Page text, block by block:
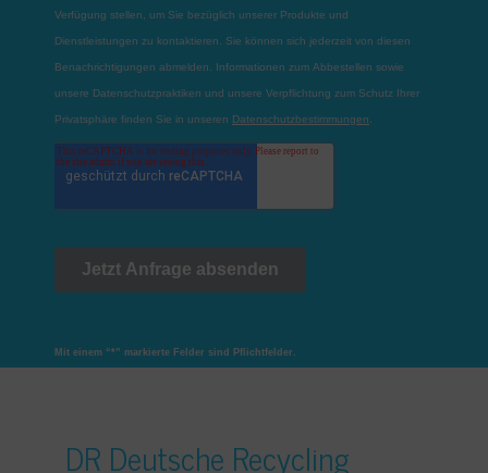
Mit einem “*” markierte Felder sind Pflichtfelder.
DR Deutsche Recycling